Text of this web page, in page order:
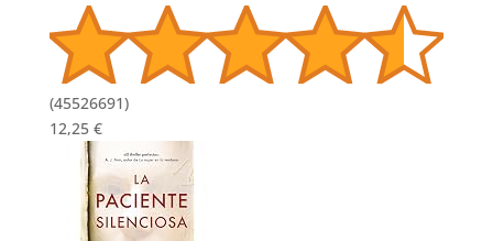
(45526691)
12,25 €